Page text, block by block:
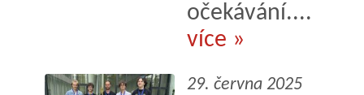
očekávání....
více »
29. června 2025